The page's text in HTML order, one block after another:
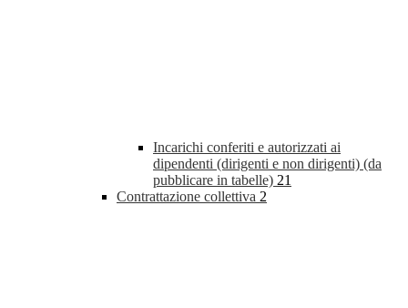
Incarichi conferiti e autorizzati ai
dipendenti (dirigenti e non dirigenti) (da
pubblicare in tabelle) 21
Contrattazione collettiva 2